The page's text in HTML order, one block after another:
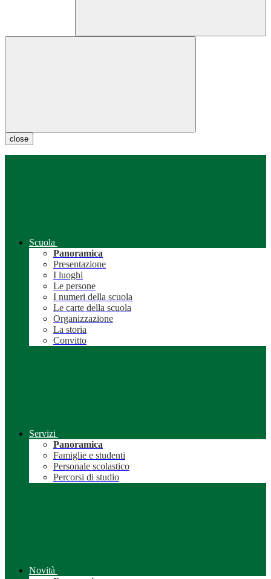
close
Scuola
Panoramica
Presentazione
I luoghi
Le persone
I numeri della scuola
Le carte della scuola
Organizzazione
La storia
Convitto
Servizi
Panoramica
Famiglie e studenti
Personale scolastico
Percorsi di studio
Novità